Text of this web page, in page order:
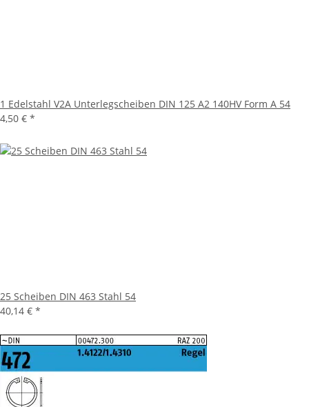
1 Edelstahl V2A Unterlegscheiben DIN 125 A2 140HV Form A 54
4,50 € *
25 Scheiben DIN 463 Stahl 54
40,14 € *